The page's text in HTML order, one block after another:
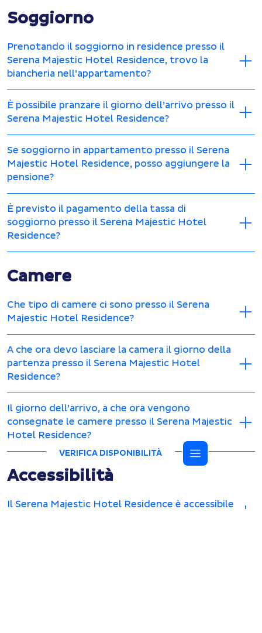
VERIFICA DISPONIBILITÀ
Soggiorno
Prenotando il soggiorno in residence presso il
Serena Majestic Hotel Residence, trovo la
biancheria nell’appartamento?
È possibile pranzare il giorno dell’arrivo presso il
Serena Majestic Hotel Residence?
Se soggiorno in appartamento presso il Serena
Majestic Hotel Residence, posso aggiungere la
pensione?
È previsto il pagamento della tassa di
soggiorno presso il Serena Majestic Hotel
Residence?
Camere
Che tipo di camere ci sono presso il Serena
Majestic Hotel Residence?
A che ora devo lasciare la camera il giorno della
partenza presso il Serena Majestic Hotel
Residence?
Il giorno dell’arrivo, a che ora vengono
consegnate le camere presso il Serena Majestic
Hotel Residence?
Accessibilità
Il Serena Majestic Hotel Residence è accessibile